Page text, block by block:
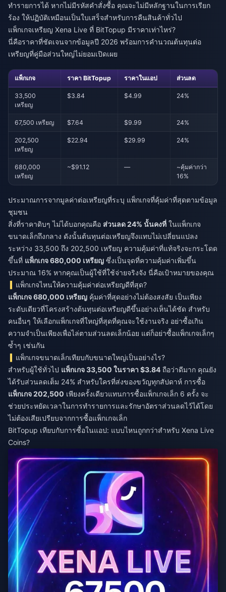
ทำรายการได้ หากไม่มีรหัสคำสั่งซื้อ คุณจะไม่มีหลักฐานในการเรียก
ร้อง ให้ปฏิบัติเหมือนเป็นใบเสร็จสำหรับการคืนสินค้าทั่วไป
แพ็กเกจเหรียญ Xena Live ที่ BitTopup มีราคาเท่าไหร่?
นี่คือราคาที่ชัดเจนจากข้อมูลปี 2026 พร้อมการคำนวณต้นทุนต่อ
เหรียญที่คู่มือส่วนใหญ่ไม่ยอมเปิดเผย
แพ็กเกจ ราคา BitTopup ราคาในแอป ส่วนลด
33,500
เหรียญ
$3.84 $4.99 24%
67,500 เหรียญ $7.64 $9.99 24%
202,500
เหรียญ
$22.94 $29.99 24%
680,000
เหรียญ
~$91.12 —
~คุ้มค่ากว่า
16%
ประมาณการจากมูลค่าต่อเหรียญที่ระบุ แพ็กเกจที่คุ้มค่าที่สุดตามข้อมูล
ชุมชน
สิ่งที่ราคาดิบๆ ไม่ได้บอกคุณคือ ส่วนลด 24% นั้นคงที่ ในแพ็กเกจ
ขนาดเล็กถึงกลาง ดังนั้นต้นทุนต่อเหรียญจึงแทบไม่เปลี่ยนแปลง
ระหว่าง 33,500 ถึง 202,500 เหรียญ ความคุ้มค่าที่แท้จริงจะกระโดด
ขึ้นที่ แพ็กเกจ 680,000 เหรียญ ซึ่งเป็นจุดที่ความคุ้มค่าเพิ่มขึ้น
ประมาณ 16% หากคุณเป็นผู้ใช้ที่ใช้จ่ายจริงจัง นี่คือเป้าหมายของคุณ
แพ็กเกจไหนให้ความคุ้มค่าต่อเหรียญดีที่สุด?
แพ็กเกจ 680,000 เหรียญ คุ้มค่าที่สุดอย่างไม่ต้องสงสัย เป็นเพียง
ระดับเดียวที่โครงสร้างต้นทุนต่อเหรียญดีขึ้นอย่างเห็นได้ชัด สำหรับ
คนอื่นๆ ให้เลือกแพ็กเกจที่ใหญ่ที่สุดที่คุณจะใช้งานจริง อย่าซื้อเกิน
ความจำเป็นเพียงเพื่อไล่ตามส่วนลดเล็กน้อย แต่ก็อย่าซื้อแพ็กเกจเล็กๆ
ซ้ำๆ เช่นกัน
แพ็กเกจขนาดเล็กเทียบกับขนาดใหญ่เป็นอย่างไร?
สำหรับผู้ใช้ทั่วไป แพ็กเกจ 33,500 ในราคา $3.84 ถือว่าดีมาก คุณยัง
ได้รับส่วนลดเต็ม 24% สำหรับใครที่ส่งของขวัญทุกสัปดาห์ การซื้อ
แพ็กเกจ 202,500 เพียงครั้งเดียวแทนการซื้อแพ็กเกจเล็ก 6 ครั้ง จะ
ช่วยประหยัดเวลาในการทำรายการและรักษาอัตราส่วนลดไว้ได้โดย
ไม่ต้องเสียเปรียบจากการซื้อแพ็กเกจเล็ก
BitTopup เทียบกับการซื้อในแอป: แบบไหนถูกกว่าสำหรับ Xena Live
Coins?